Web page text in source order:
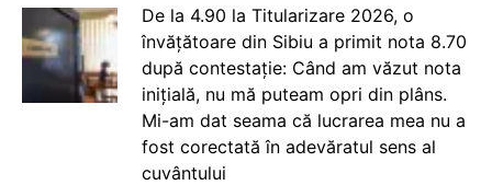
De la 4.90 la Titularizare 2026, o
învățătoare din Sibiu a primit nota 8.70
după contestație: Când am văzut nota
inițială, nu mă puteam opri din plâns.
Mi-am dat seama că lucrarea mea nu a
fost corectată în adevăratul sens al
cuvântului